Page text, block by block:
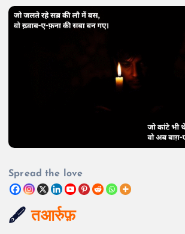
Spread the love
🖋️तआर्रुफ़